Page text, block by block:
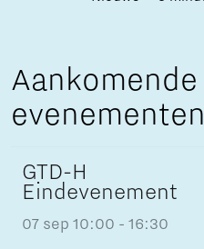
Aankomende
evenementen
GTD-H
Eindevenement
07 sep 10:00 - 16:30